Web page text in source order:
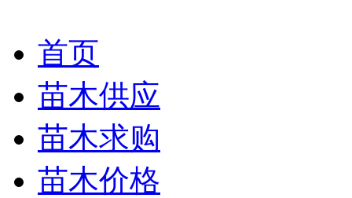
首页
苗木供应
苗木求购
苗木价格